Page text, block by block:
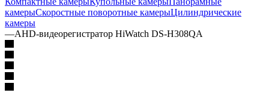
камерыСкоростные поворотные камерыЦилиндрические
камеры
—AHD-видеорегистратор HiWatch DS-H308QA